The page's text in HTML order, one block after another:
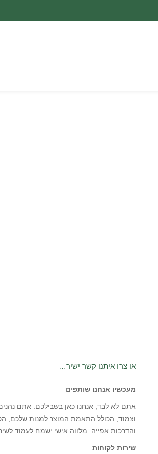
או צרו איתנו קשר ישיר…
מעכשיו אנחנו שותפים
אתם לא לבד, אנחנו כאן בשבילכם. אתם נהנים
וצמוד, הכולל התאמת המוצר למנות שלכם,
והדרכות אפייה. מלווה אישי ישמח לעמוד
שירות לקוחות